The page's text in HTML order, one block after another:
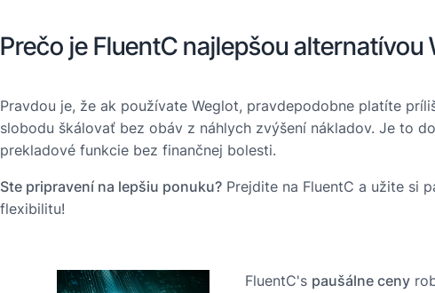
Prečo je FluentC najlepšou alternatívou
Pravdou je, že ak používate Weglot, pravdepodobne platíte
slobodu škálovať bez obáv z náhlych zvýšení nákladov. Je to
prekladové funkcie bez finančnej bolesti.
Ste pripravení na lepšiu ponuku? Prejdite na FluentC a užite si
flexibilitu!
FluentC's paušálne ceny